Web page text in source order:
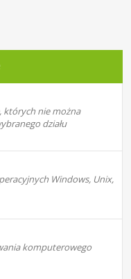
których nie można
działu
Windows, Unix,
komputerowego